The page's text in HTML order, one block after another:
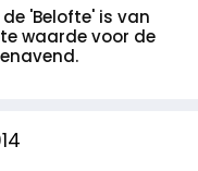
de 'Belofte' is van
waarde voor de